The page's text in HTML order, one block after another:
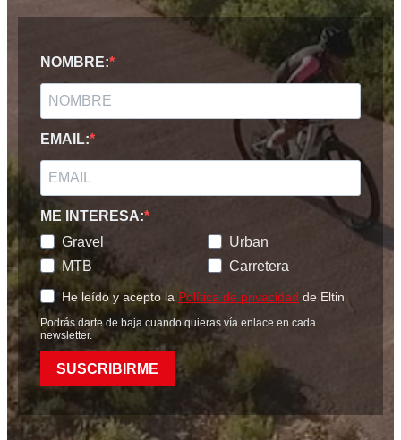
NOMBRE:
EMAIL:
ME INTERESA:
Gravel
MTB
Urban
Carretera
He leído y acepto la Política de privacidad de Eltin
Podrás darte de baja cuando quieras vía enlace en cada
newsletter.
SUSCRIBIRME